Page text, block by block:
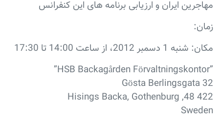
مهاجرین ایران و ارزیابی برنامه های این کنفرانس
زمان:
مکان: شنبه 1 دسمبر 2012، از ساعت 14:00 تا 17:30
”HSB Backagården Förvaltningskontor”
Gösta Berlingsgata 32
422 48, Hisings Backa, Gothenburg
Sweden